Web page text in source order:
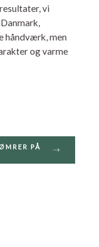
vi
håndværk, men
og varme
PÅ